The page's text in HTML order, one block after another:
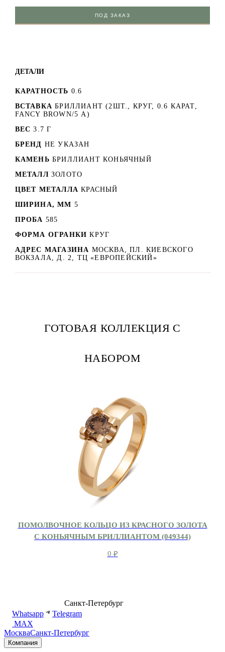
ПОД ЗАКАЗ
ДЕТАЛИ
КАРАТНОСТЬ 0.6
ВСТАВКА БРИЛЛИАНТ (2ШТ., КРУГ, 0.6 КАРАТ,
FANCY BROWN/5 А)
ВЕС 3.7 Г
БРЕНД НЕ УКАЗАН
КАМЕНЬ БРИЛЛИАНТ КОНЬЯЧНЫЙ
МЕТАЛЛ ЗОЛОТО
ЦВЕТ МЕТАЛЛА КРАСНЫЙ
ШИРИНА, ММ 5
ПРОБА 585
ФОРМА ОГРАНКИ КРУГ
АДРЕС МАГАЗИНА МОСКВА, ПЛ. КИЕВСКОГО
ВОКЗАЛА, Д. 2, ТЦ «ЕВРОПЕЙСКИЙ»
ГОТОВАЯ КОЛЛЕКЦИЯ С
НАБОРОМ
ПОМОЛВОЧНОЕ КОЛЬЦО ИЗ КРАСНОГО ЗОЛОТА
С КОНЬЯЧНЫМ БРИЛЛИАНТОМ (049344)
0 ₽
Санкт-Петербург
Whatsapp
Telegram
MAX
МоскваСанкт-Петербург
Компания